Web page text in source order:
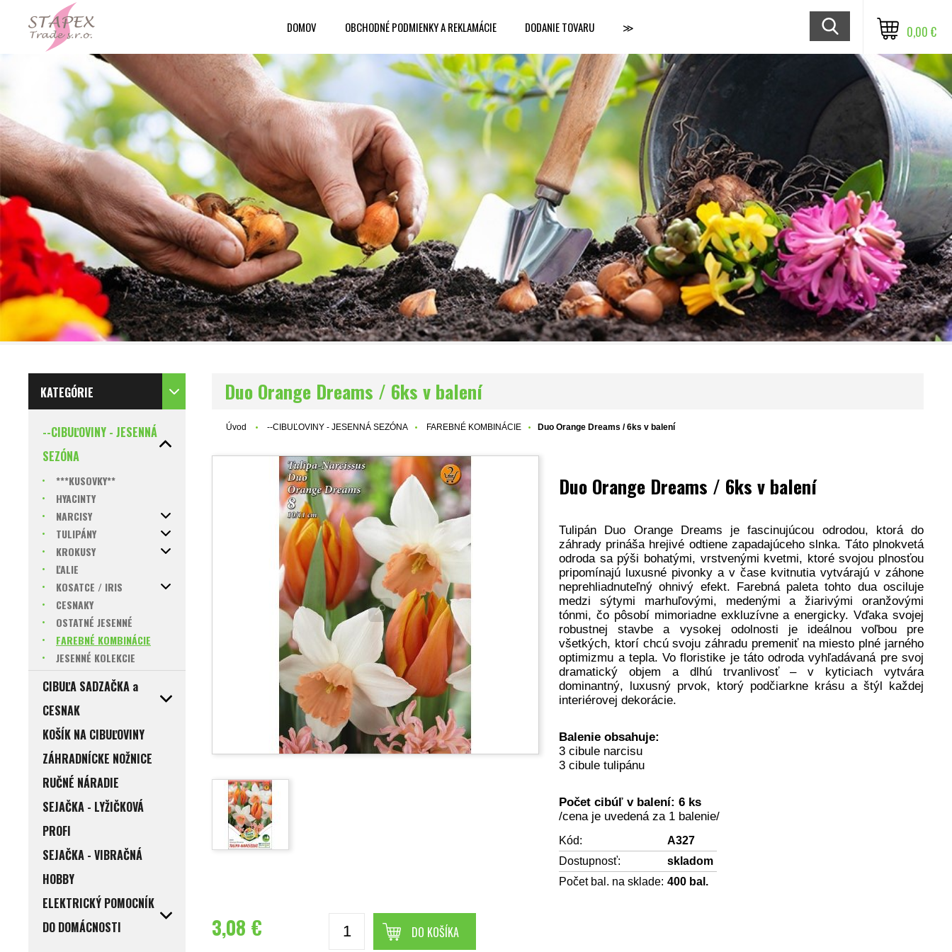
DOMOV OBCHODNÉ PODMIENKY A REKLAMÁCIE DODANIE TOVARU ≫ 0,00 €
KATEGÓRIE
--CIBUĽOVINY - JESENNÁ
SEZÓNA
***KUSOVKY**
HYACINTY
NARCISY
TULIPÁNY
KROKUSY
ĽALIE
KOSATCE / IRIS
CESNAKY
OSTATNÉ JESENNÉ
FAREBNÉ KOMBINÁCIE
JESENNÉ KOLEKCIE
CIBUĽA SADZAČKA a
CESNAK
KOŠÍK NA CIBUĽOVINY
ZÁHRADNÍCKE NOŽNICE
RUČNÉ NÁRADIE
SEJAČKA - LYŽIČKOVÁ
PROFI
SEJAČKA - VIBRAČNÁ
HOBBY
ELEKTRICKÝ POMOCNÍK
DO DOMÁCNOSTI
Duo Orange Dreams / 6ks v balení
Úvod --CIBUĽOVINY - JESENNÁ SEZÓNA FAREBNÉ KOMBINÁCIE Duo Orange Dreams / 6ks v balení
Duo Orange Dreams / 6ks v balení
Tulipán Duo Orange Dreams je fascinujúcou odrodou, ktorá do
záhrady prináša hrejivé odtiene zapadajúceho slnka. Táto plnokvetá
odroda sa pýši bohatými, vrstvenými kvetmi, ktoré svojou plnosťou
pripomínajú luxusné pivonky a v čase kvitnutia vytvárajú v záhone
neprehliadnuteľný ohnivý efekt. Farebná paleta tohto dua osciluje
medzi sýtymi marhuľovými, medenými a žiarivými oranžovými
tónmi, čo pôsobí mimoriadne exkluzívne a energicky. Vďaka svojej
robustnej stavbe a vysokej odolnosti je ideálnou voľbou pre
všetkých, ktorí chcú svoju záhradu premeniť na miesto plné jarného
optimizmu a tepla. Vo floristike je táto odroda vyhľadávaná pre svoj
dramatický objem a dlhú trvanlivosť – v kyticiach vytvára
dominantný, luxusný prvok, ktorý podčiarkne krásu a štýl každej
interiérovej dekorácie.
Balenie obsahuje:
3 cibule narcisu
3 cibule tulipánu
Počet cibúľ v balení: 6 ks
/cena je uvedená za 1 balenie/
Kód:
A327
Dostupnosť:
skladom
Počet bal. na sklade: 400 bal.
3,08 € DO KOŠÍKA